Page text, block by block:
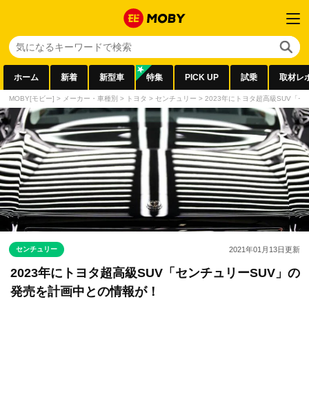
ホーム 新着 新型車 特集 PICK UP 試乗 取材レ
MOBY[モビー] > メーカー・車種別 > トヨタ > センチュリー > 2023年にトヨタ超高級SUV「セ
センチュリー 2021年01月13日更新
2023年にトヨタ超高級SUV「センチュリーSUV」の
発売を計画中との情報が！